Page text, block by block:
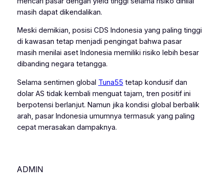
masih dapat dikendalikan.
Meski demikian, posisi CDS Indonesia yang paling tinggi
di kawasan tetap menjadi pengingat bahwa pasar
masih menilai aset Indonesia memiliki risiko lebih besar
dibanding negara tetangga.
Selama sentimen global Tuna55 tetap kondusif dan
dolar AS tidak kembali menguat tajam, tren positif ini
berpotensi berlanjut. Namun jika kondisi global berbalik
arah, pasar Indonesia umumnya termasuk yang paling
cepat merasakan dampaknya.
ADMIN